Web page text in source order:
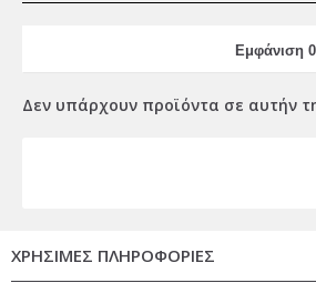
Εμφάνιση
Δεν υπάρχουν προϊόντα σε αυτήν
ΧΡΗΣΙΜΕΣ ΠΛΗΡΟΦΟΡΙΕΣ